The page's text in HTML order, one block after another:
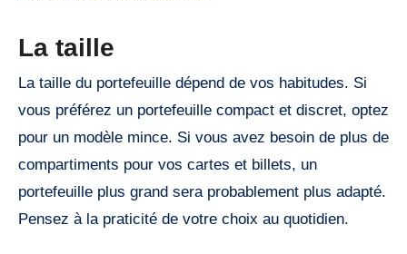
La taille
La taille du portefeuille dépend de vos habitudes. Si
vous préférez un portefeuille compact et discret, optez
pour un modèle mince. Si vous avez besoin de plus de
compartiments pour vos cartes et billets, un
portefeuille plus grand sera probablement plus adapté.
Pensez à la praticité de votre choix au quotidien.